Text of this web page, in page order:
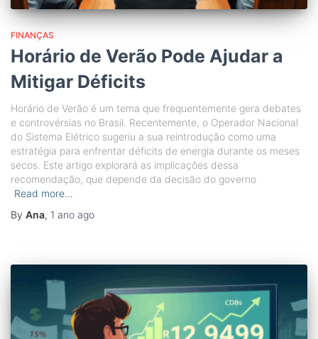
FINANÇAS
Horário de Verão Pode Ajudar a
Mitigar Déficits
Horário de Verão é um tema que frequentemente gera debates
e controvérsias no Brasil. Recentemente, o Operador Nacional
do Sistema Elétrico sugeriu a sua reintrodução como uma
estratégia para enfrentar déficits de energia durante os meses
secos. Este artigo explorará as implicações dessa
recomendação, que depende da decisão do governo
Read more…
By Ana, 1 ano ago